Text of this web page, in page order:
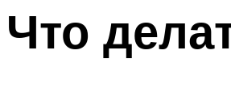
Что